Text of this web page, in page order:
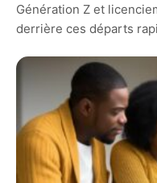
Génération Z et
derrière ces départs